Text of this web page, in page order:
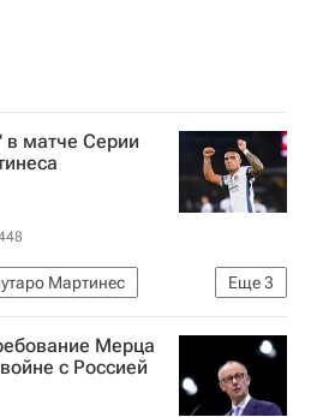
матче Серии
Еще3
Мартинес
Мерца
с Россией